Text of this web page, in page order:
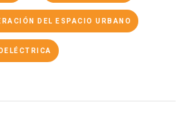
DEL ESPACIO URBANO